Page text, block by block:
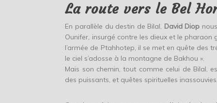
La route vers le Bel
En parallèle du destin de Bilal, David Diop
Ounifer, insurgé contre les dieux et le pharaon
l’armée de Ptahhotep, il se met en quête des
le ciel s’adosse à la montagne de Bakhou ».
Mais son chemin, tout comme celui de Bilal,
des puissants, et quêtes spirituelles inassouvies.